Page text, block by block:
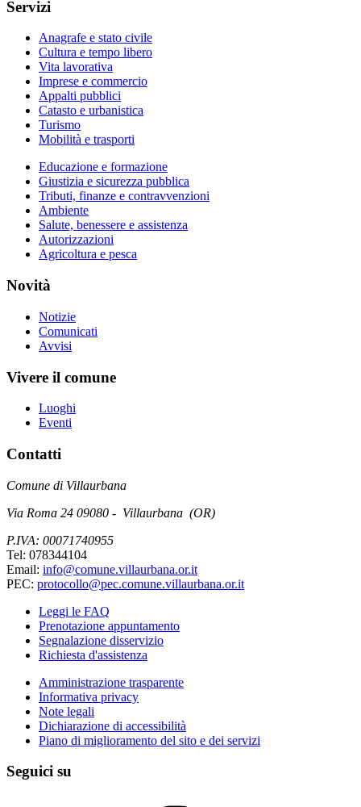
Servizi
Anagrafe e stato civile
Cultura e tempo libero
Vita lavorativa
Imprese e commercio
Appalti pubblici
Catasto e urbanistica
Turismo
Mobilità e trasporti
Educazione e formazione
Giustizia e sicurezza pubblica
Tributi, finanze e contravvenzioni
Ambiente
Salute, benessere e assistenza
Autorizzazioni
Agricoltura e pesca
Novità
Notizie
Comunicati
Avvisi
Vivere il comune
Luoghi
Eventi
Contatti
Comune di Villaurbana
Via Roma 24 09080 - Villaurbana (OR)
P.IVA: 00071740955
Tel: 078344104
Email: info@comune.villaurbana.or.it
PEC: protocollo@pec.comune.villaurbana.or.it
Leggi le FAQ
Prenotazione appuntamento
Segnalazione disservizio
Richiesta d'assistenza
Amministrazione trasparente
Informativa privacy
Note legali
Dichiarazione di accessibilità
Piano di miglioramento del sito e dei servizi
Seguici su